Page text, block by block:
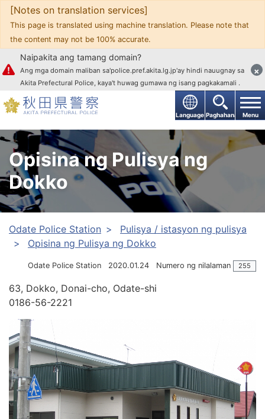
Upang mag-text
Language Paghahanap Menu
Naipakita ang tamang domain?
Ang mga domain maliban sa'police.pref.akita.lg.jp'ay hindi nauugnay sa
Akita Prefectural Police, kaya't huwag gumawa ng isang pagkakamali .
×
[Notes on translation services]
This page is translated using machine translation. Please note that
the content may not be 100% accurate.
Opisina ng Pulisya ng
Dokko
Odate Police Station
Pulisya / istasyon ng pulisya
Opisina ng Pulisya ng Dokko
Odate Police Station 2020.01.24 Numero ng nilalaman 255
63, Dokko, Donai-cho, Odate-shi
0186-56-2221